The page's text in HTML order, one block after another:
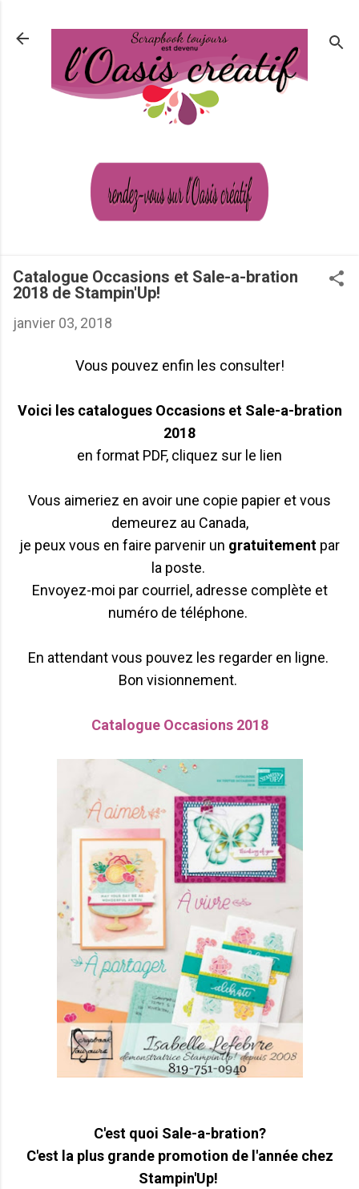
Catalogue Occasions et Sale-a-bration
2018 de Stampin'Up!
janvier 03, 2018
Vous pouvez enfin les consulter!
Voici les catalogues Occasions et Sale-a-bration
2018
en format PDF, cliquez sur le lien
Vous aimeriez en avoir une copie papier et vous
demeurez au Canada,
je peux vous en faire parvenir un gratuitement par
la poste.
Envoyez-moi par courriel, adresse complète et
numéro de téléphone.
En attendant vous pouvez les regarder en ligne.
Bon visionnement.
Catalogue Occasions 2018
C'est quoi Sale-a-bration?
C'est la plus grande promotion de l'année chez
Stampin'Up!